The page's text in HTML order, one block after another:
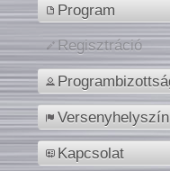
Program
Regisztráció
Versenyhelyszín
Kapcsolat